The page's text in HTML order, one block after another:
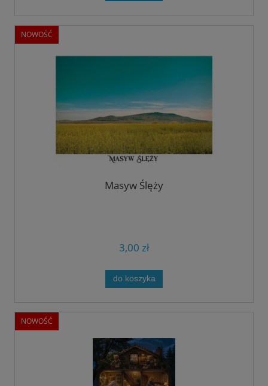
Masyw Ślęży
3,00 zł
do koszyka
NOWOŚĆ
NOWOŚĆ